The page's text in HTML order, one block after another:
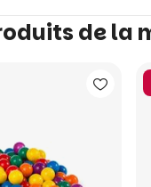
de la